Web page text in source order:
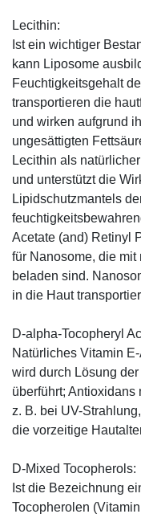
Lecithin:
Ist ein wichtiger
kann Liposome
Feuchtigkeitsgehalt
transportieren die
und wirken aufgrund
ungesättigten
Lecithin als
und unterstützt die
Lipidschutzmantels
Acetate (and) Retinyl
für Nanosome, die
beladen sind.
in die Haut
D-alpha-Tocopheryl
Natürliches Vitamin
wird durch Lösung
überführt;
z. B. bei UV-
die vorzeitige
D-Mixed Tocopherols:
Ist die Bezeichnung
Tocopherolen